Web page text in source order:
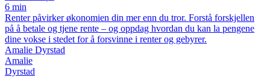
6 min
Renter påvirker økonomien din mer enn du tror. Forstå forskjellen
på å betale og tjene rente – og oppdag hvordan du kan la pengene
dine vokse i stedet for å forsvinne i renter og gebyrer.
Amalie Dyrstad
Amalie
Dyrstad